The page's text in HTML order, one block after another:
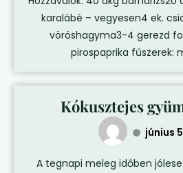
karalábé – vegyesen4 ek.
vöröshagyma3-4 gerezd
pirospaprika fűszerek:
Kókusztejes
június
A tegnapi meleg időben